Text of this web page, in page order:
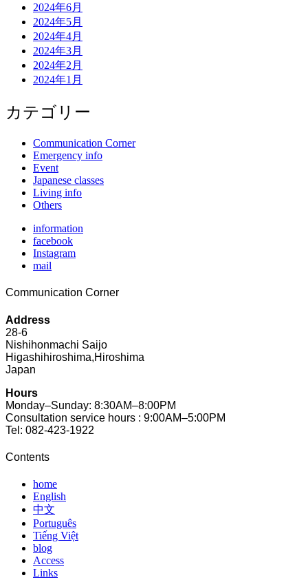
2024年6月
2024年5月
2024年4月
2024年3月
2024年2月
2024年1月
カテゴリー
Communication Corner
Emergency info
Event
Japanese classes
Living info
Others
information
facebook
Instagram
mail
Communication Corner
Address
28-6
Nishihonmachi Saijo
Higashihiroshima,Hiroshima
Japan
Hours
Monday–Sunday: 8:30AM–8:00PM
Consultation service hours : 9:00AM–5:00PM
Tel: 082-423-1922
Contents
home
English
中文
Português
Tiếng Việt
blog
Access
Links